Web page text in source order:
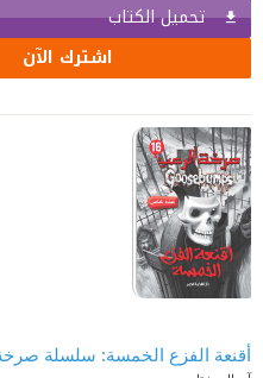
تحميل الكتاب
اشترك الآن
أقنعة الفزع الخمسة: سلسلة صرخة